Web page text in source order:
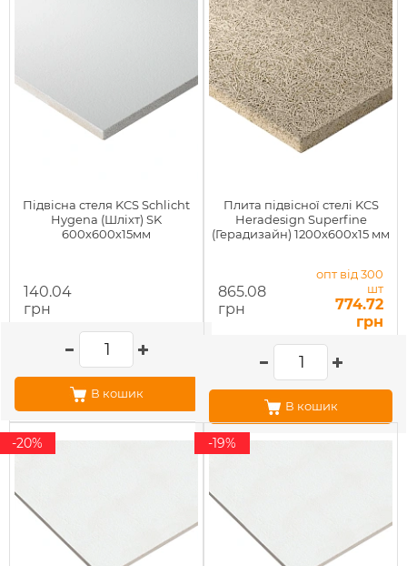
Підвісна стеля KCS Schlicht
Hygena (Шліхт) SK
600х600х15мм
140.04
грн
В кошик
Плита підвісної стелі KCS
Heradesign Superfine
(Герадизайн) 1200x600х15 мм
865.08
грн
опт від 300
шт
774.72
грн
В кошик
-20% -19%